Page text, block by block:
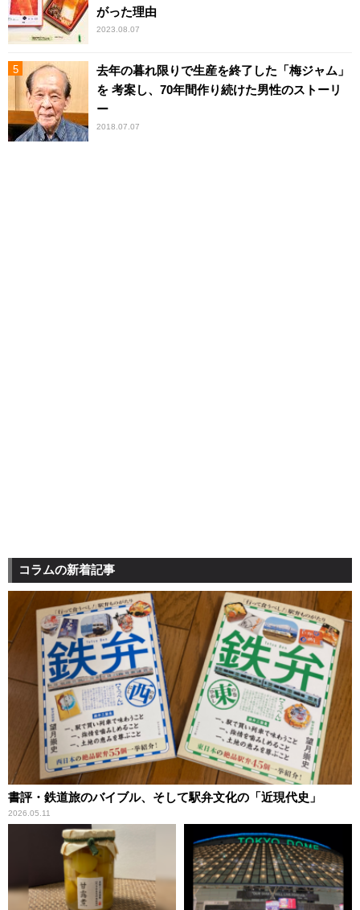
がった理由
2023.08.07
去年の暮れ限りで生産を終了した「梅ジャム」
を 考案し、70年間作り続けた男性のストーリ
ー
2018.07.07
コラムの新着記事
書評・鉄道旅のバイブル、そして駅弁文化の「近現代史」
2026.05.11